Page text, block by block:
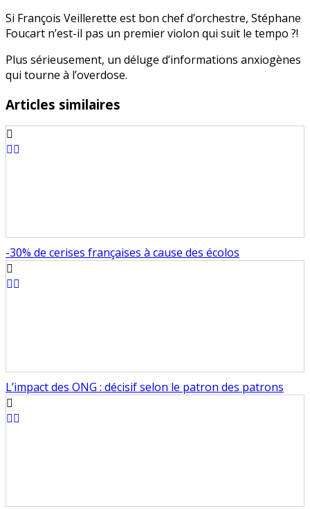
Si François Veillerette est bon chef d’orchestre, Stéphane
Foucart n’est-il pas un premier violon qui suit le tempo ?!
Plus sérieusement, un déluge d’informations anxiogènes
qui tourne à l’overdose.
Articles similaires
-30% de cerises françaises à cause des écolos
L’impact des ONG : décisif selon le patron des patrons